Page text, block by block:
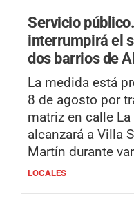
Servicio público.
interrumpirá el
dos barrios de
La medida está
8 de agosto por
matriz en calle
alcanzará a Villa
Martín durante
LOCALES